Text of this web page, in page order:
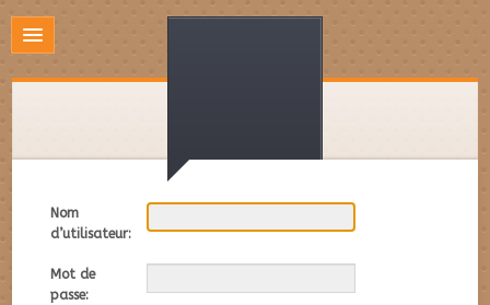
Nom
d’utilisateur:
Mot de
passe: